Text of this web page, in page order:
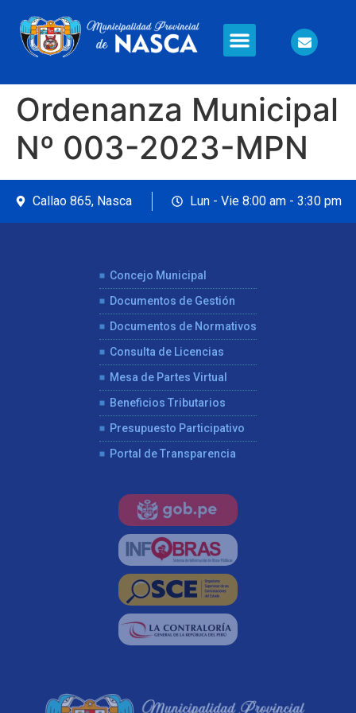
Ordenanza Municipal
Nº 003-2023-MPN
Callao 865, Nasca Lun - Vie 8:00 am - 3:30 pm
Concejo Municipal
Documentos de Gestión
Documentos de Normativos
Consulta de Licencias
Mesa de Partes Virtual
Beneficios Tributarios
Presupuesto Participativo
Portal de Transparencia